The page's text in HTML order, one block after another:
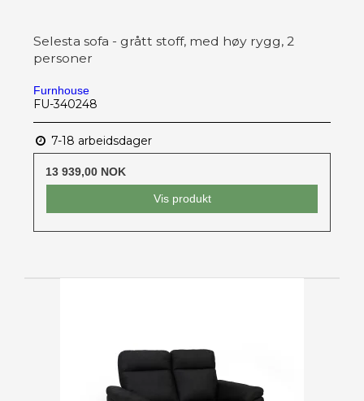
Selesta sofa - grått stoff, med høy rygg, 2
personer
Furnhouse
FU-340248
7-18 arbeidsdager
13 939,00 NOK
Vis produkt